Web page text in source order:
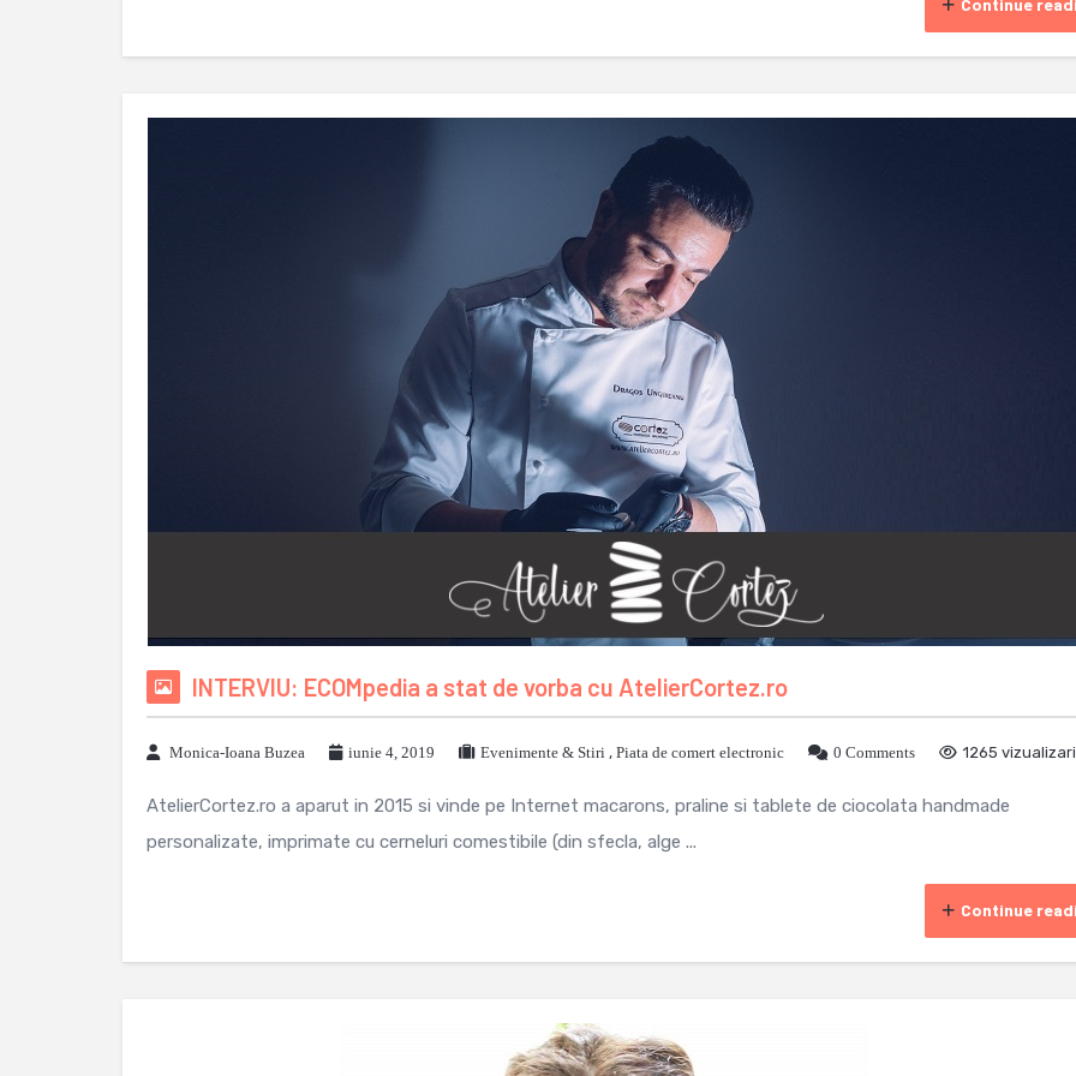
Continue
INTERVIU: ECOMpedia a stat de vorba cu AtelierCortez.ro
Monica-Ioana Buzea iunie 4, 2019 Evenimente & Stiri , Piata de comert electronic 0 Comments 1265 vizualizari
AtelierCortez.ro a aparut in 2015 si vinde pe Internet macarons, praline si tablete de ciocolata handmade
personalizate, imprimate cu cerneluri comestibile (din sfecla, alge ...
Continue